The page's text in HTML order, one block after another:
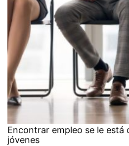
Encontrar empleo se le está
jóvenes